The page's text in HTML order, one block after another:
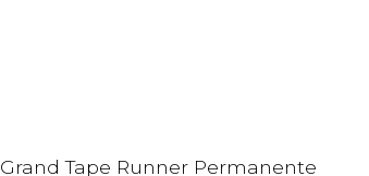
Grand Tape Runner Permanente